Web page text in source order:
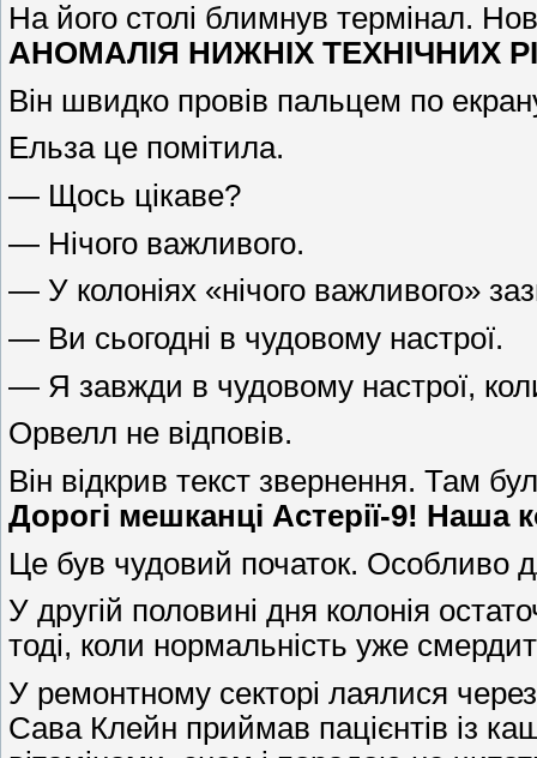
На його столі блимнув термінал.
АНОМАЛІЯ НИЖНІХ ТЕХНІЧНИХ
Він швидко провів пальцем по
Ельза це помітила.
— Щось цікаве?
— Нічого важливого.
— У колоніях «нічого важливого»
— Ви сьогодні в чудовому настрої.
— Я завжди в чудовому настрої,
Орвелл не відповів.
Він відкрив текст звернення. Там
Дорогі мешканці Астерії-9! Наша
Це був чудовий початок. Особливо
У другій половині дня колонія
тоді, коли нормальність уже
У ремонтному секторі лаялися
Сава Клейн приймав пацієнтів із